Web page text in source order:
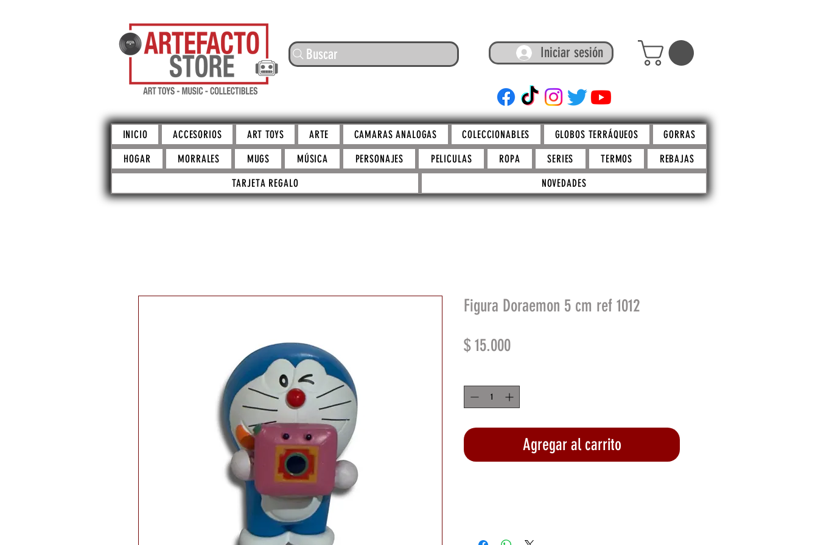
Buscar Iniciar sesión
ARTEFACTO STORE
INICIO ACCESORIOS ART TOYS ARTE CAMARAS ANALOGAS COLECCIONABLES GLOBOS TERRÁQUEOS
GORRAS
HOGAR
MORRALES MUGS MÚSICA PERSONAJES PELICULAS ROPA SERIES TERMOS
REBAJAS
TARJETA REGALO
NOVEDADES
Figura Doraemon 5 cm ref 1012
$ 15.000Precio
Agregar al carrito